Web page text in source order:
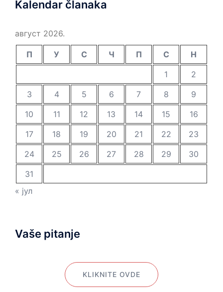
Kalendar članaka
август 2026.
П У С Ч П С
Н
1
2
3
4 5 6 7 8
9
10
11 12 13 14 15
16
17
18 19 20 21 22
23
24
25 26 27 28 29
30
31
« јул
Vaše pitanje
KLIKNITE OVDE